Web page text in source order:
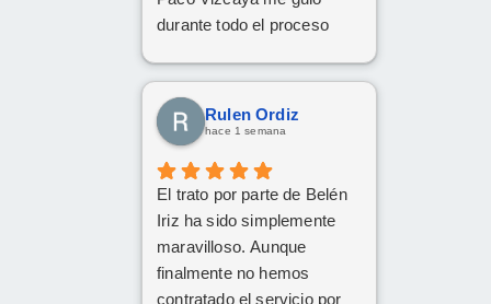
durante todo el proceso
Formentor al mejor precio.
Ahora a esperar la entrega
que esperamos sea lo más
Rulen Ordiz
hace 1 semana
El trato por parte de Belén
Iriz ha sido simplemente
maravilloso. Aunque
finalmente no hemos
contratado el servicio por